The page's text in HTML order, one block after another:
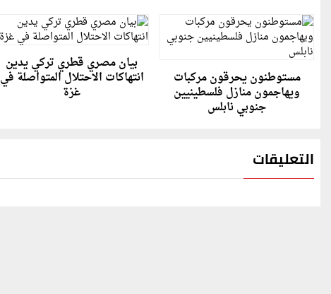
مستوطنون يحرقون مركبات
ويهاجمون منازل فلسطينيين
جنوبي نابلس
بيان مصري قطري تركي يدين
انتهاكات الاحتلال المتواصلة في
غزة
التعليقات